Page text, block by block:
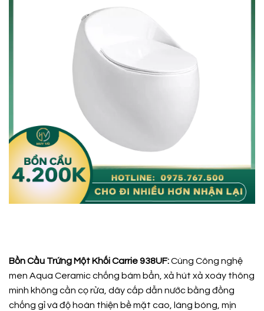
Bồn Cầu Trứng Một Khối Carrie 938UF:Cùng Công nghệ
men Aqua Ceramic chống bám bẩn, xả hút xả xoáy thông
minh không cần cọ rửa, dây cấp dẫn nước bằng đồng
chống gỉ và độ hoàn thiện bề mặt cao, láng bóng, mịn